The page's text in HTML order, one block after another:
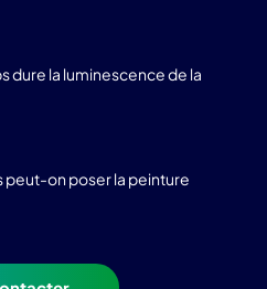
dure la luminescence de la
peut-on poser la peinture